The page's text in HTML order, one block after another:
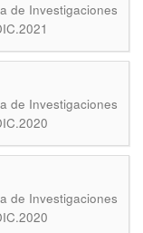
de Investigaciones
de Investigaciones
de Investigaciones